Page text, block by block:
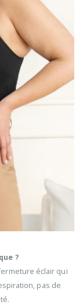
?
éclair qui
pas de